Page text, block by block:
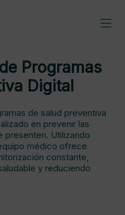
Programas
Digital
de salud preventiva
en prevenir las
presenten. Utilizando
médico ofrece
constante,
y reduciendo